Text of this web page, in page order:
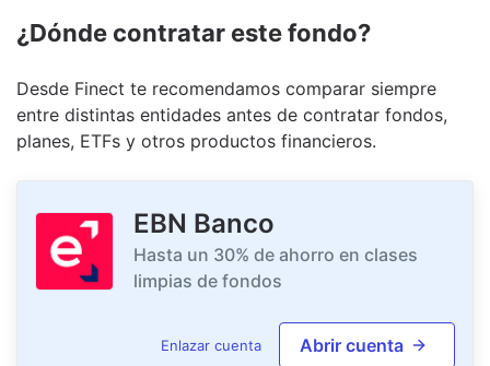
¿Dónde contratar este fondo?
Desde Finect te recomendamos comparar siempre
entre distintas entidades antes de contratar fondos,
planes, ETFs y otros productos financieros.
EBN Banco
Hasta un 30% de ahorro en clases
limpias de fondos
Enlazar cuenta Abrir cuenta